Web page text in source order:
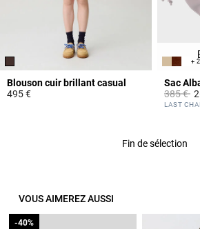
Blouson cuir brillant casual
495 €
+ 2
Sac
Prix
385 €à
3,5 out
LAST
Fin de sélection
VOUS AIMEREZ AUSSI
-40%
-40%